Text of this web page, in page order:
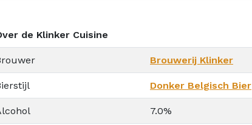
de Klinker Cuisine
Brouwerij Klinker
Donker Belgisch Bier
7.0%